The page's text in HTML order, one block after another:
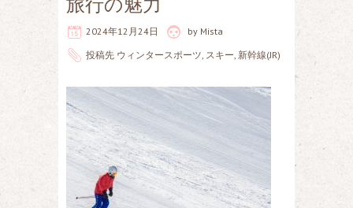
2024年12月24日 by Mista
投稿先 ウィンタースポーツ, スキー, 新幹線(JR)